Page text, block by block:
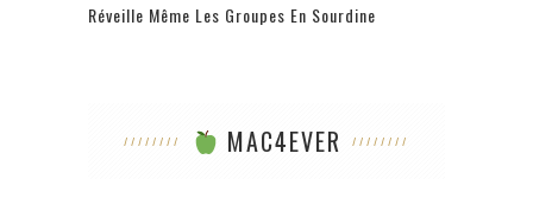
Réveille Même Les Groupes En Sourdine
MAC4EVER